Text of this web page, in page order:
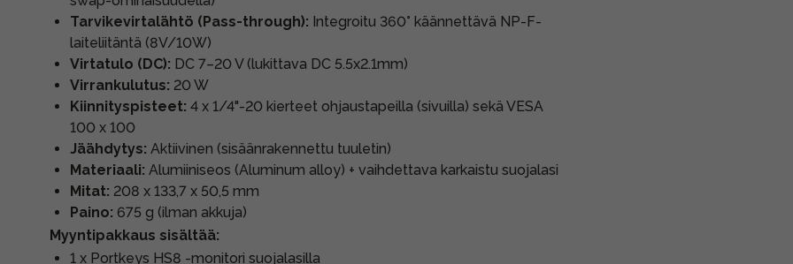
Tarvikevirtalähtö (Pass-through): Integroitu 360° käännettävä NP-F-
laiteliitäntä (8V/10W)
Virtatulo (DC): DC 7–20 V (lukittava DC 5.5x2.1mm)
Virrankulutus: 20 W
Kiinnityspisteet: 4 x 1/4"-20 kierteet ohjaustapeilla (sivuilla) sekä VESA
100 x 100
Jäähdytys: Aktiivinen (sisäänrakennettu tuuletin)
Materiaali: Alumiiniseos (Aluminum alloy) + vaihdettava karkaistu suojalasi
Mitat: 208 x 133,7 x 50,5 mm
Paino: 675 g (ilman akkuja)
Myyntipakkaus sisältää:
1 x Portkeys HS8 -monitori suojalasilla